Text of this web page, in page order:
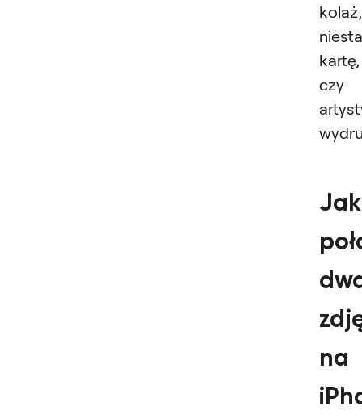
kolaż,
kartę,
czy
Jak
na